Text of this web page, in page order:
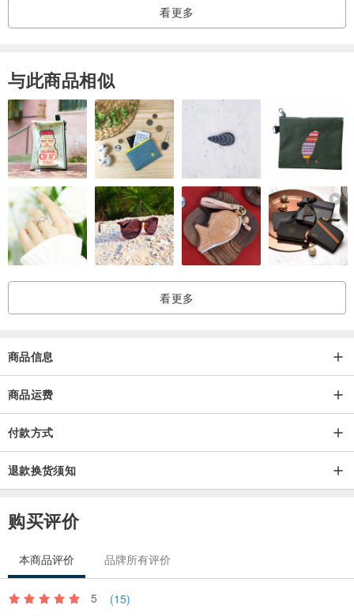
看更多
与此商品相似
看更多
商品信息
商品运费
付款方式
退款换货须知
购买评价
本商品评价 品牌所有评价
5 (15)